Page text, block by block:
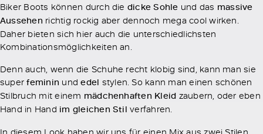
Biker Boots können durch die dicke Sohle und das massive
Aussehen richtig rockig aber dennoch mega cool wirken.
Daher bieten sich hier auch die unterschiedlichsten
Kombinationsmöglichkeiten an.
Denn auch, wenn die Schuhe recht klobig sind, kann man sie
superfeminin undedel stylen. So kann man einen schönen
Stilbruch mit einem mädchenhaften Kleid zaubern, oder eben
Hand in Hand im gleichen Stil verfahren.